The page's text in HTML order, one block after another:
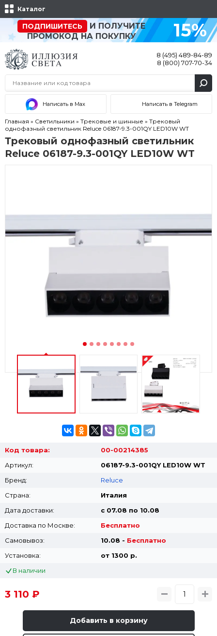
Каталог
ПОДПИШИТЕСЬ
И ПОЛУЧИТЕ
ПРОМОКОД НА ПОКУПКУ
15%
8 (495) 489-84-89
8 (800) 707-70-34
Написать в Max Написать в Telegram
Главная » Светильники » Трековые и шинные » Трековый
однофазный светильник Reluce 06187-9.3-001QY LED10W WT
Трековый однофазный светильник
Reluce 06187-9.3-001QY LED10W WT
Код товара:
00-00214385
Артикул:
06187-9.3-001QY LED10W WT
Бренд:
Reluce
Страна:
Италия
Дата доставки:
с 07.08 по 10.08
Доставка по Москве:
Бесплатно
Самовывоз:
10.08 - Бесплатно
Установка:
от 1300 p.
В наличии
3 110 ₽
Добавить в корзину